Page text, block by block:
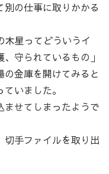
の仕事に取りかかる
木星ってどういうイ
守られているもの」
金庫を開けてみると
いました。
ませてしまったようで
切手ファイルを取り出